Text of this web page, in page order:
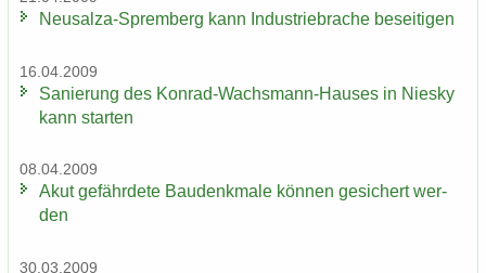
Neusalza-​Spremberg kann In­dus­trie­bra­che be­sei­ti­gen
16.04.2009
Sa­nie­rung des Konrad-​Wachsmann-Hauses in Nies­ky
kann star­ten
08.04.2009
Akut ge­fähr­de­te Bau­denk­ma­le kön­nen ge­si­chert wer­
den
30.03.2009